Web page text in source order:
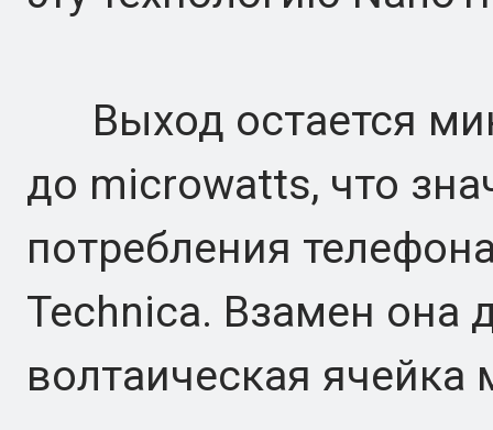
Выход остается
до microwatts, что
потребления
Technica. Взамен она
волтаическая ячейка